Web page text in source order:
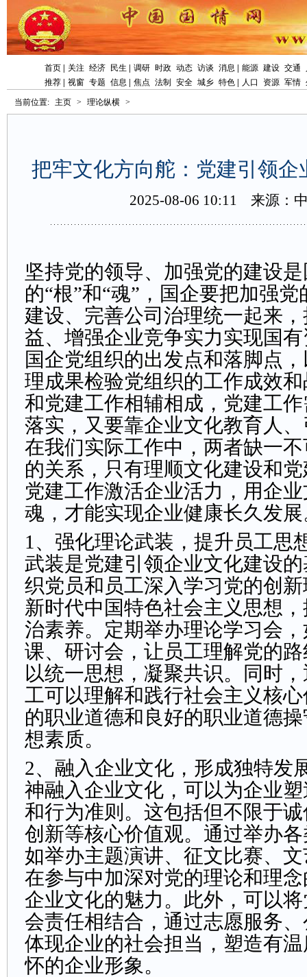
首页 关注 经济 民生 调研 时政 动态 访谈 消息 能源 建设 交通
推荐
视窗 专题 信息 焦点 法制 安全 城乡 特色 人口 资源 军情
当前位置: 主页 > 理论纵横 >
把牢文化方向舵：党建引领企
2025-08-0610:11 来源：
坚持党的领导、加强党的建设
的“根”和“魂”，国企要把加强
建设、完善公司治理统一起来
益、增强企业竞争实力实现国
国企党组织的出发点和落脚点
理成果检验党组织的工作成效
和党建工作相辅相成，党建工
落实，又要靠企业文化教育人
在我们实际工作中，两者缺一
的关系，只有理顺文化建设和
党建工作激活企业活力，用企
魂，才能实现企业健康长久发
1、强化理论武装，提升员工思
武装是党建引领企业文化建设
织党员和员工深入学习党的创
新时代中国特色社会主义思想
治素养。定期举办理论学习会
课、研讨会，让员工理解党的
以统一思想，凝聚共识。同时
工可以理解和践行社会主义核
的职业道德和良好的职业道德
想素质。
2、融入企业文化，形成独特发
神融入企业文化，可以为企业
和行为准则。这包括但不限于
创新等核心价值观。通过举办
如举办主题演讲、征文比赛、
在参与中加深对党的理论和理
企业文化的魅力。此外，可以
会责任相结合，通过志愿服务
体现企业的社会担当，塑造有
怀的企业形象。